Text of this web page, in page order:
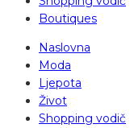
Boutiques
Naslovna
Moda
Ljepota
Život
Shopping vodič